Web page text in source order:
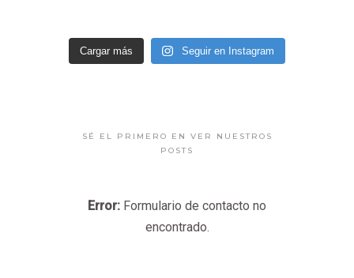
Cargar más Seguir en Instagram
SÉ EL PRIMERO EN VER NUESTROS
POSTS
Error: Formulario de contacto no
encontrado.